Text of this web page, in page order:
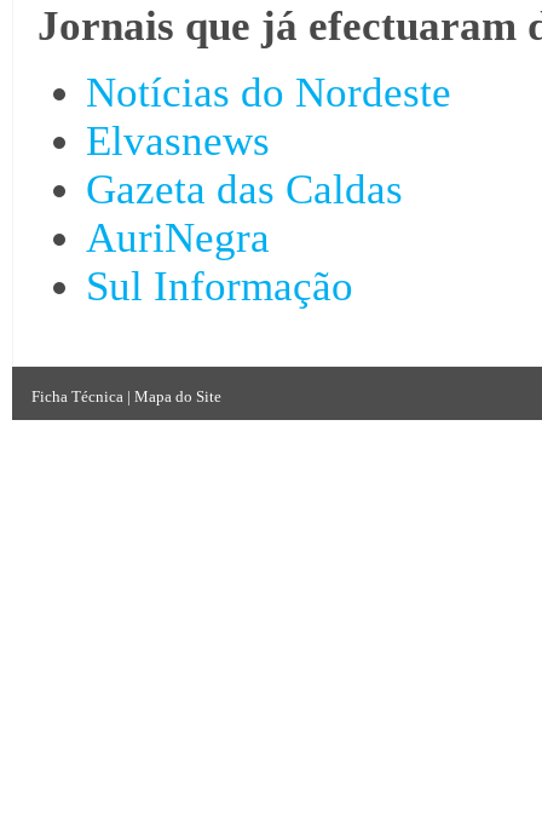
Jornais que já efectuaram
Notícias do Nordeste
Elvasnews
Gazeta das Caldas
AuriNegra
Sul Informação
Ficha Técnica | Mapa do Site